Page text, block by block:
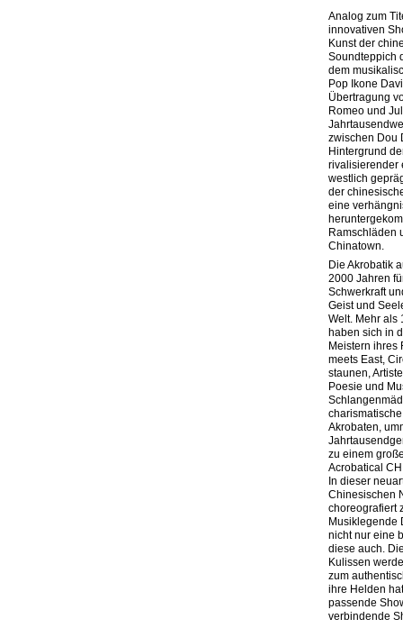
Analog zum
innovativen
Kunst der
Soundteppich
dem
Pop Ikone
Übertragung
Romeo und
zwischen Dou
Hintergrund
rivalisierender
westlich
der
eine
Ramschläden
Chinatown.
Die Akrobatik
2000 Jahren
Schwerkraft
Geist und
Welt. Mehr als
haben sich in
Meistern ihres
meets East,
staunen,
Poesie und
Akrobaten,
zu einem
Acrobatical
In dieser
Chinesischen
choreografiert
Musiklegende
nicht nur eine
diese auch.
Kulissen
zum
ihre Helden
passende
verbindende